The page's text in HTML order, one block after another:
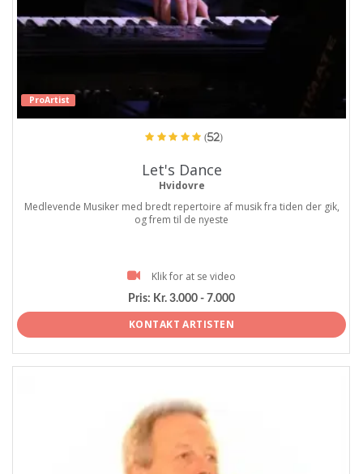
ProArtist
(52)
Let's Dance
Hvidovre
Medlevende Musiker med bredt repertoire af musik fra tiden der gik,
og frem til de nyeste
Klik for at se video
Pris: Kr. 3.000 - 7.000
KONTAKT ARTISTEN